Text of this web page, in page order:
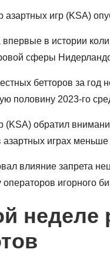
азартных игр (KSA)
в истории
сферы
бетторов за год
половину 2023-го
(KSA) обратил
азартных играх
влияние запрета
игорного
неделе